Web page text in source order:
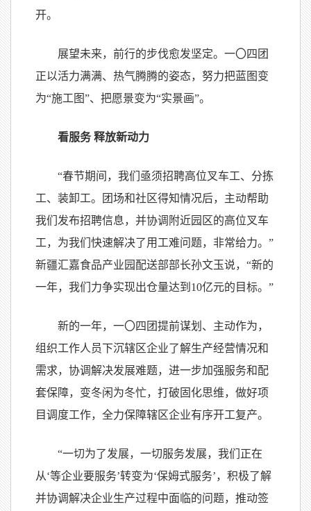
开。
展望未来，前行的步伐愈发坚定。一〇四团
正以活力满满、热气腾腾的姿态，努力把蓝图变
为“施工图”、把愿景变为“实景画”。
看服务 释放新动力
“春节期间，我们亟须招聘高位叉车工、分拣
工、装卸工。团场和社区得知情况后，主动帮助
我们发布招聘信息，并协调附近园区的高位叉车
工，为我们快速解决了用工难问题，非常给力。”
新疆汇嘉食品产业园配送部部长孙文玉说，“新的
一年，我们力争实现出仓量达到10亿元的目标。”
新的一年，一〇四团提前谋划、主动作为，
组织工作人员下沉辖区企业了解生产经营情况和
需求，协调解决发展难题，进一步加强服务和配
套保障，变冬闲为冬忙，打破固化思维，做好项
目调度工作，全力保障辖区企业有序开工复产。
“一切为了发展，一切服务发展，我们正在
从‘等企业要服务’转变为‘保姆式服务’，积极了解
并协调解决企业生产过程中面临的问题，推动签